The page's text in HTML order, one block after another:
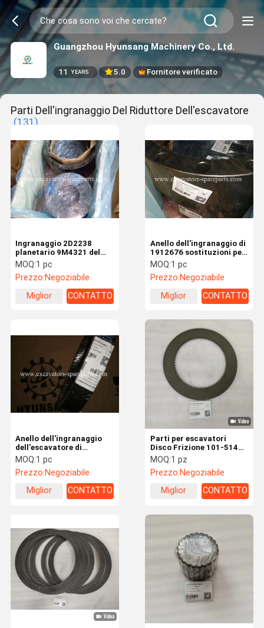
Guangzhou Hyunsang Machinery Co., Ltd.
11 YEARS 5.0 Fornitore verificato
Parti Dell'ingranaggio Del Riduttore Dell'escavatore
(131)
Ingranaggio 2D2238
planetario 9M4321 del
E325C di mero degli
accessori
MOQ:1 pc
Prezzo:Negoziabile
Miglior
CONTATTO
Anello dell'ingranaggio di
1912676 sostituzioni per
il E325C
MOQ:1 pc
Prezzo:Negoziabile
Miglior
CONTATTO
Anello dell'ingranaggio
dell'escavatore di
1719387
MOQ:1 pc
Prezzo:Negoziabile
Miglior
CONTATTO
Parti per escavatori
Disco Frizione 101-5141
per D7R D6R D6M D5M
D6N D5N
MOQ:1 pz
Prezzo:Negoziabile
Miglior
CONTATTO